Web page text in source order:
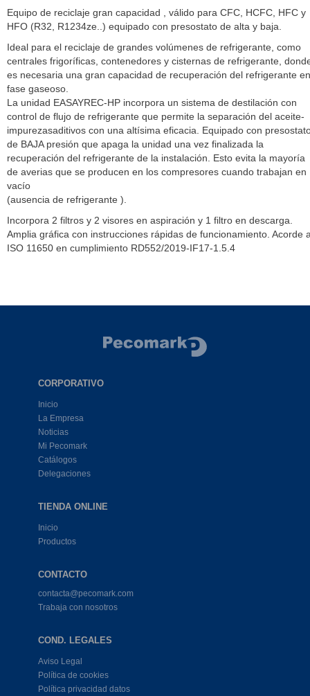
Equipo de reciclaje gran capacidad , válido para CFC, HCFC, HFC y
HFO (R32, R1234ze..) equipado con presostato de alta y baja.
Ideal para el reciclaje de grandes volúmenes de refrigerante, como
centrales frigoríficas, contenedores y cisternas de refrigerante,
es necesaria una gran capacidad de recuperación del refrigerante en
fase gaseoso.
La unidad EASAYREC-HP incorpora un sistema de destilación con
control de flujo de refrigerante que permite la separación del aceite-
impurezasaditivos con una altísima eficacia. Equipado con
de BAJA presión que apaga la unidad una vez finalizada la
recuperación del refrigerante de la instalación. Esto evita la mayoría
de averias que se producen en los compresores cuando trabajan en
vacío
(ausencia de refrigerante ).
Incorpora 2 filtros y 2 visores en aspiración y 1 filtro en descarga.
Amplia gráfica con instrucciones rápidas de funcionamiento. Acorde
ISO 11650 en cumplimiento RD552/2019-IF17-1.5.4
CORPORATIVO
Inicio
La Empresa
Noticias
Mi Pecomark
Catálogos
Delegaciones
TIENDA ONLINE
Inicio
Productos
CONTACTO
contacta@pecomark.com
Trabaja con nosotros
COND. LEGALES
Aviso Legal
Política de cookies
Política privacidad datos